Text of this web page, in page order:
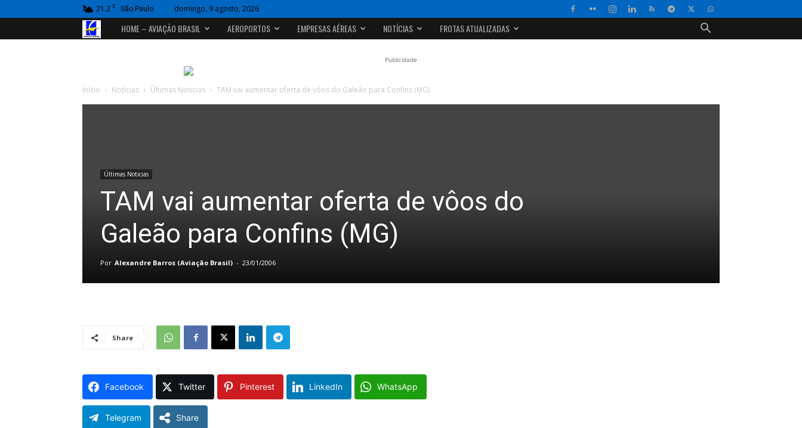
21.2 C São Paulo domingo, 9 agosto, 2026
Portal
HOME – AVIAÇÃO BRASIL AEROPORTOS EMPRESAS AÉREAS NOTÍCIAS FROTAS ATUALIZADAS
Publicidade
Início Notícias Últimas Noticias TAM vai aumentar oferta de vôos do Galeão para Confins (MG)
Últimas Noticias
TAM vai aumentar oferta de vôos do
Galeão para Confins (MG)
Por Alexandre Barros (Aviação Brasil) - 23/01/2006
Share
Facebook Twitter Pinterest LinkedIn WhatsApp
Telegram Share